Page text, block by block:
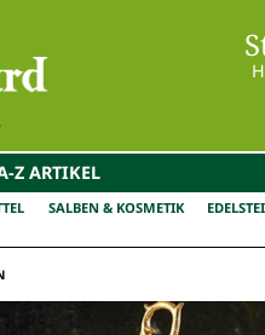
Z ARTIKEL
SALBEN & KOSMETIK